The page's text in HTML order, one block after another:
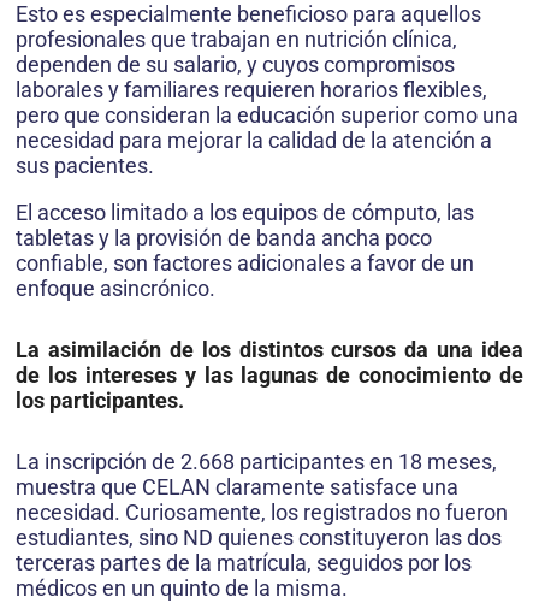
Esto es especialmente beneficioso para aquellos
profesionales que trabajan en nutrición clínica,
dependen de su salario, y cuyos compromisos
laborales y familiares requieren horarios flexibles,
pero que consideran la educación superior como una
necesidad para mejorar la calidad de la atención a
sus pacientes.
El acceso limitado a los equipos de cómputo, las
tabletas y la provisión de banda ancha poco
confiable, son factores adicionales a favor de un
enfoque asincrónico.
La asimilación de los distintos cursos da una idea
de los intereses y las lagunas de conocimiento de
los participantes.
La inscripción de 2.668 participantes en 18 meses,
muestra que CELAN claramente satisface una
necesidad. Curiosamente, los registrados no fueron
estudiantes, sino ND quienes constituyeron las dos
terceras partes de la matrícula, seguidos por los
médicos en un quinto de la misma.